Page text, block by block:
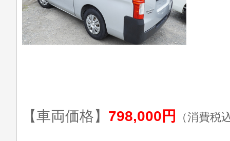
【車両価格】 798,000円 （消費税